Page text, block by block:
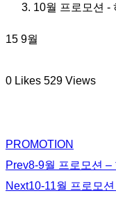
10월 프로모션 -
15 9월
0 Likes 529 Views
PROMOTION
Prev8-9월 프로모션 –
Next10-11월 프로모